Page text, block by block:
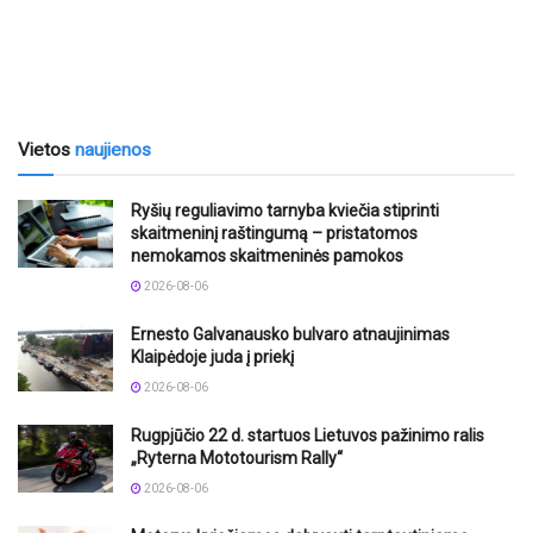
Vietos naujienos
Ryšių reguliavimo tarnyba kviečia stiprinti
skaitmeninį raštingumą – pristatomos
nemokamos skaitmeninės pamokos
2026-08-06
Ernesto Galvanausko bulvaro atnaujinimas
Klaipėdoje juda į priekį
2026-08-06
Rugpjūčio 22 d. startuos Lietuvos pažinimo ralis
„Ryterna Mototourism Rally“
2026-08-06